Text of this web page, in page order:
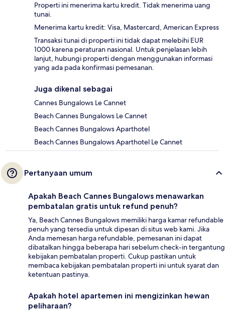
Properti ini menerima kartu kredit. Tidak menerima uang
tunai.
Menerima kartu kredit: Visa, Mastercard, American Express
Transaksi tunai di properti ini tidak dapat melebihi EUR
1000 karena peraturan nasional. Untuk penjelasan lebih
lanjut, hubungi properti dengan menggunakan informasi
yang ada pada konfirmasi pemesanan.
Juga dikenal sebagai
Cannes Bungalows Le Cannet
Beach Cannes Bungalows Le Cannet
Beach Cannes Bungalows Aparthotel
Beach Cannes Bungalows Aparthotel Le Cannet
Pertanyaan umum
Apakah Beach Cannes Bungalows menawarkan
pembatalan gratis untuk refund penuh?
Ya, Beach Cannes Bungalows memiliki harga kamar refundable
penuh yang tersedia untuk dipesan di situs web kami. Jika
Anda memesan harga refundable, pemesanan ini dapat
dibatalkan hingga beberapa hari sebelum check-in tergantung
kebijakan pembatalan properti. Cukup pastikan untuk
membaca kebijakan pembatalan properti ini untuk syarat dan
ketentuan pastinya.
Apakah hotel apartemen ini mengizinkan hewan
peliharaan?